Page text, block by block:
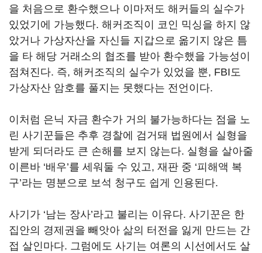
을 처음으로 환수했으나 이마저도 해커들의 실수가
있었기에 가능했다. 해커조직이 코인 믹싱을 하지 않
았거나 가상자산을 자신들 지갑으로 옮기지 않은 틈
을 타 해당 거래소의 협조를 받아 환수했을 가능성이
점쳐진다. 즉, 해커조직의 실수가 있었을 뿐, FBI도
가상자산 암호를 풀지는 못했다는 전언이다.
이처럼 은닉 자금 환수가 거의 불가능하다는 점을 노
린 사기꾼들은 추후 경찰에 검거돼 법원에서 실형을
받게 되더라도 큰 손해를 보지 않는다. 실형을 살아줄
이른바 ‘배우’를 세워둘 수 있고, 재판 중 ‘피해액 복
구’라는 명분으로 보석 청구도 쉽게 인용된다.
사기가 ‘남는 장사’라고 불리는 이유다. 사기꾼은 한
집안의 경제권을 빼앗아 삶의 터전을 잃게 만드는 간
접 살인마다. 그럼에도 사기는 여론의 시선에서도 살